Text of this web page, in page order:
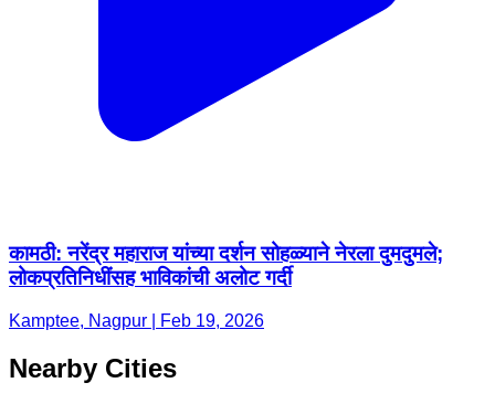
कामठी: नरेंद्र महाराज यांच्या दर्शन सोहळ्याने नेरला दुमदुमले;
लोकप्रतिनिधींसह भाविकांची अलोट गर्दी
Kamptee, Nagpur | Feb 19, 2026
Nearby Cities